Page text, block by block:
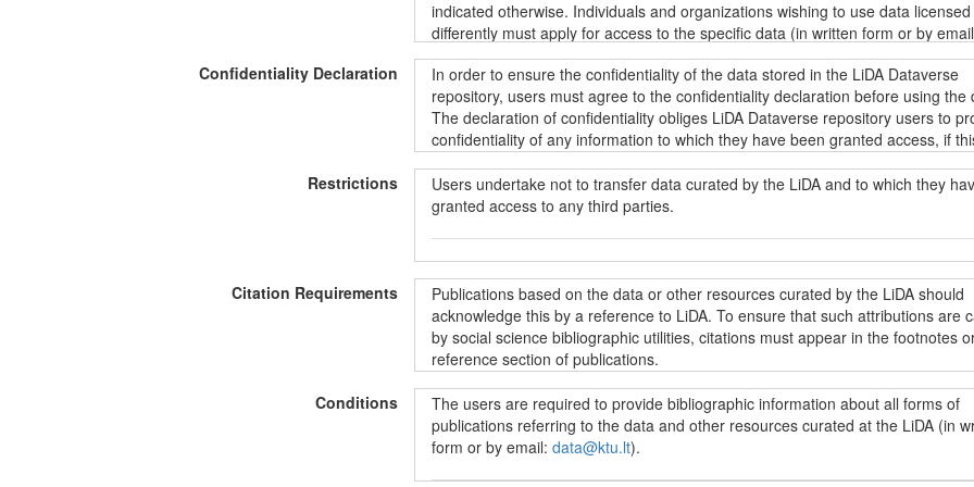
indicated otherwise. Individuals and organizations wishing to use data licensed
differently must apply for access to the specific data (in written form or by
data@ktu.lt). Regardless of the data access restrictions, everyone can browse
all the descriptions of the data stored in the LiDA Dataverse repository
including fieldwork resources, research instruments and other data collection
information) as well as other information under theCreative Commons
ShareAlike 4.0 International licence (CC BY-SA 4.0).
Duomenys yra prieinami LiDA Dataverse talpyklos vartotojams pagal
Commons“ 4.0 priskyrimo ir analogiško platinimo tarptautinės viešosios
BY-SA 4.0)sąlygas, jei nenumatyta kitaip. Jei norima naudoti kitaip
duomenis, reikia kreiptis dėl galimybės naudotis konkrečiais duomenimis
paštu:data@ktu.lt). Nepriklausomai nuo prieigos prie duomenų apribojimų, visi
norintieji gali peržiūrėti ir naudoti visų LiDA Dataverse talpykloje saugomų
aprašus (metaduomenis, įskaitant lauko darbų vykdymo medžiagą, tyrimo
instrumentus bei kitą su duomenų surinkimu susijusią informaciją) ir kitą
pagal„Creative Commons“ 4.0 priskyrimo ir analogiško platinimo tarptautinę
licenciją (CC BY-SA 4.0).
Confidentiality Declaration
In order to ensure the confidentiality of the data stored in the LiDA Dataverse
repository, users must agree to the confidentiality declaration before using the
The declaration of confidentiality obliges LiDA Dataverse repository users to
confidentiality of any information to which they have been granted access, if
unintentional disregard for this obligation may incur liability under applicable
protection laws.
pradėdami naudotis konkrečiais duomenimis, vartotojai privalo sutikti su
konfidencialumo deklaracija. Konfidencialumo deklaracijoje LiDA Dataverse
duomenų vartotojai įpareigojami saugoti bet kokios informacijos, prie kurios
suteikiama prieiga, konfidencialumą, jei ši informacija leistų identifikuoti
asmenis. Įspėjama, kad sąmoningas ar nesąmoningas šio pasižadėjimo
užtraukia atitinkamą atsakomybę pagal galiojančius duomenų apsaugos teisės
Restrictions
Users undertake not to transfer data curated by the LiDA and to which they
granted access to any third parties.
prieiga, trečiosioms šalims.
Citation Requirements
Publications based on the data or other resources curated by the LiDA should
acknowledge this by a reference to LiDA. To ensure that such attributions are
by social science bibliographic utilities, citations must appear in the footnotes
reference section of publications.
Publikacijose, parengtose LiDA saugomų duomenų išteklių pagrindu, turi būti
LiDA išnašose ar literatūros sąraše į naudojamus išteklius. Šiuo reikalavimu
Conditions
The users are required to provide bibliographic information about all forms of
publications referring to the data and other resources curated at the LiDA (in
form or by email: data@ktu.lt).